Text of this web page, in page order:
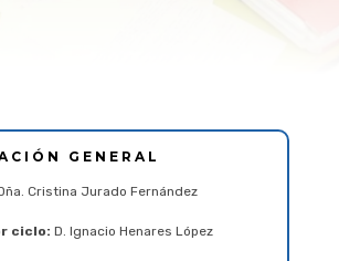
GENERAL
Cristina Jurado Fernández
ciclo: D. Ignacio Henares López